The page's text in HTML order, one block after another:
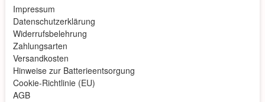
Impressum
Datenschutzerklärung
Widerrufsbelehrung
Zahlungsarten
Versandkosten
Hinweise zur Batterieentsorgung
Cookie-Richtlinie (EU)
AGB